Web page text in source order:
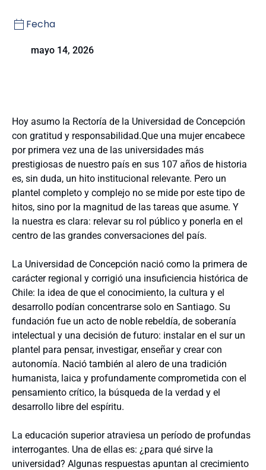
Fecha
mayo 14, 2026
Hoy asumo la Rectoría de la Universidad de Concepción
con gratitud y responsabilidad.Que una mujer encabece
por primera vez una de las universidades más
prestigiosas de nuestro país en sus 107 años de historia
es, sin duda, un hito institucional relevante. Pero un
plantel completo y complejo no se mide por este tipo de
hitos, sino por la magnitud de las tareas que asume. Y
la nuestra es clara: relevar su rol público y ponerla en el
centro de las grandes conversaciones del país.
La Universidad de Concepción nació como la primera de
carácter regional y corrigió una insuficiencia histórica de
Chile: la idea de que el conocimiento, la cultura y el
desarrollo podían concentrarse solo en Santiago. Su
fundación fue un acto de noble rebeldía, de soberanía
intelectual y una decisión de futuro: instalar en el sur un
plantel para pensar, investigar, enseñar y crear con
autonomía. Nació también al alero de una tradición
humanista, laica y profundamente comprometida con el
pensamiento crítico, la búsqueda de la verdad y el
desarrollo libre del espíritu.
La educación superior atraviesa un período de profundas
interrogantes. Una de ellas es: ¿para qué sirve la
universidad? Algunas respuestas apuntan al crecimiento